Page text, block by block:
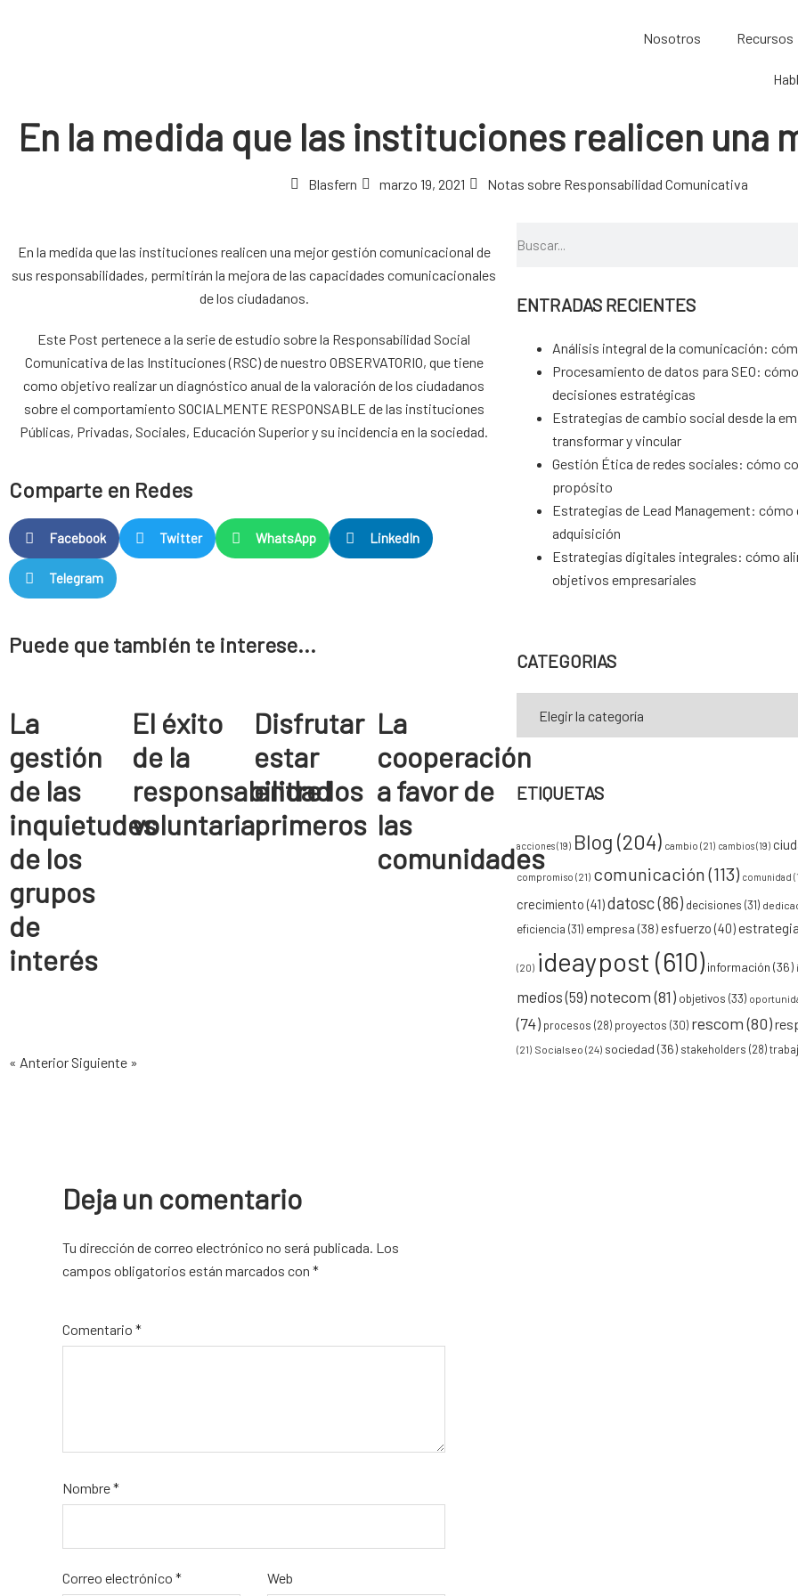
Nosotros Recursos
En la medida que las instituciones realicen una
Blasfern marzo 19, 2021 Notas sobre Responsabilidad Comunicativa
En la medida que las instituciones realicen una mejor gestión comunicacional de
sus responsabilidades, permitirán la mejora de las capacidades comunicacionales
de los ciudadanos.
Este Post pertenece a la serie de estudio sobre la Responsabilidad Social
Comunicativa de las Instituciones (RSC) de nuestro OBSERVATORIO, que tiene
como objetivo realizar un diagnóstico anual de la valoración de los ciudadanos
sobre el comportamiento SOCIALMENTE RESPONSABLE de las instituciones
Públicas, Privadas, Sociales, Educación Superior y su incidencia en la sociedad.
Comparte en Redes
Facebook Twitter WhatsApp LinkedIn
Telegram
Puede que también te interese...
La
gestión
de las
inquietudes
de los
grupos
de
interés
El éxito
de la
responsabilidad
voluntaria
Disfrutar
estar
entre los
primeros
La
cooperación
a favor de
las
comunidades
« Anterior Siguiente »
Deja un comentario
Tu dirección de correo electrónico no será publicada. Los
campos obligatorios están marcados con *
Comentario *
Nombre*
Correo electrónico * Web
Alternative:
ENTRADAS RECIENTES
Análisis integral de la comunicación:
Procesamiento de datos para SEO:
decisiones estratégicas
Estrategias de cambio social desde la
transformar y vincular
Gestión Ética de redes sociales: cómo
propósito
Estrategias de Lead Management:
adquisición
Estrategias digitales integrales: cómo
objetivos empresariales
CATEGORIAS
ETIQUETAS
acciones(19) Blog (204) cambio (21) cambios(19)
compromiso (21) comunicación(113) comunidad
crecimiento (41)datosc(86) decisiones (31)
eficiencia (31) empresa (38) esfuerzo (40)
(20) ideaypost (610) información (36)
medios(59) notecom(81) objetivos (33)
(74) procesos (28) proyectos (30) rescom(80)
(21) Socialseo (24) sociedad (36) stakeholders (28)